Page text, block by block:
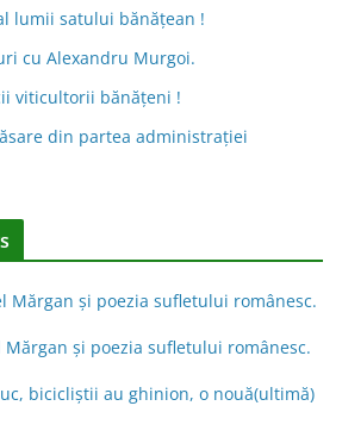
lumii satului bănățean !
cu Alexandru Murgoi.
viticultorii bănăţeni !
din partea administraţiei
Mărgan şi poezia sufletului românesc.
Mărgan şi poezia sufletului românesc.
bicicliștii au ghinion, o nouă(ultimă)